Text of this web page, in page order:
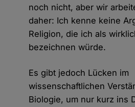
noch nicht, aber wir
daher: Ich kenne keine
Religion, die ich als
bezeichnen würde.
Es gibt jedoch Lücken im
wissenschaftlichen
Biologie, um nur kurz ins